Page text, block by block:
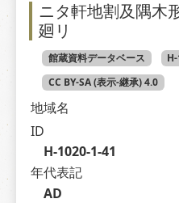
ニタ軒地割及隅
廻リ
館蔵資料データベース
CC BY-SA (表示-継承) 4.0
地域名
ID
H-1020-1-41
年代表記
AD